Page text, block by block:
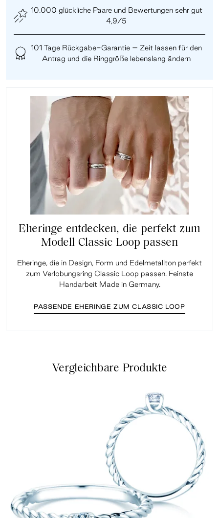
10.000 glückliche Paare und Bewertungen sehr gut
4,9/5
101 Tage Rückgabe-Garantie – Zeit lassen für den
Antrag und die Ringgröße lebenslang ändern
Eheringe entdecken, die perfekt zum
Modell Classic Loop passen
Eheringe, die in Design, Form und Edelmetallton perfekt
zum Verlobungsring Classic Loop passen. Feinste
Handarbeit Made in Germany.
PASSENDE EHERINGE ZUM CLASSIC LOOP
Vergleichbare Produkte